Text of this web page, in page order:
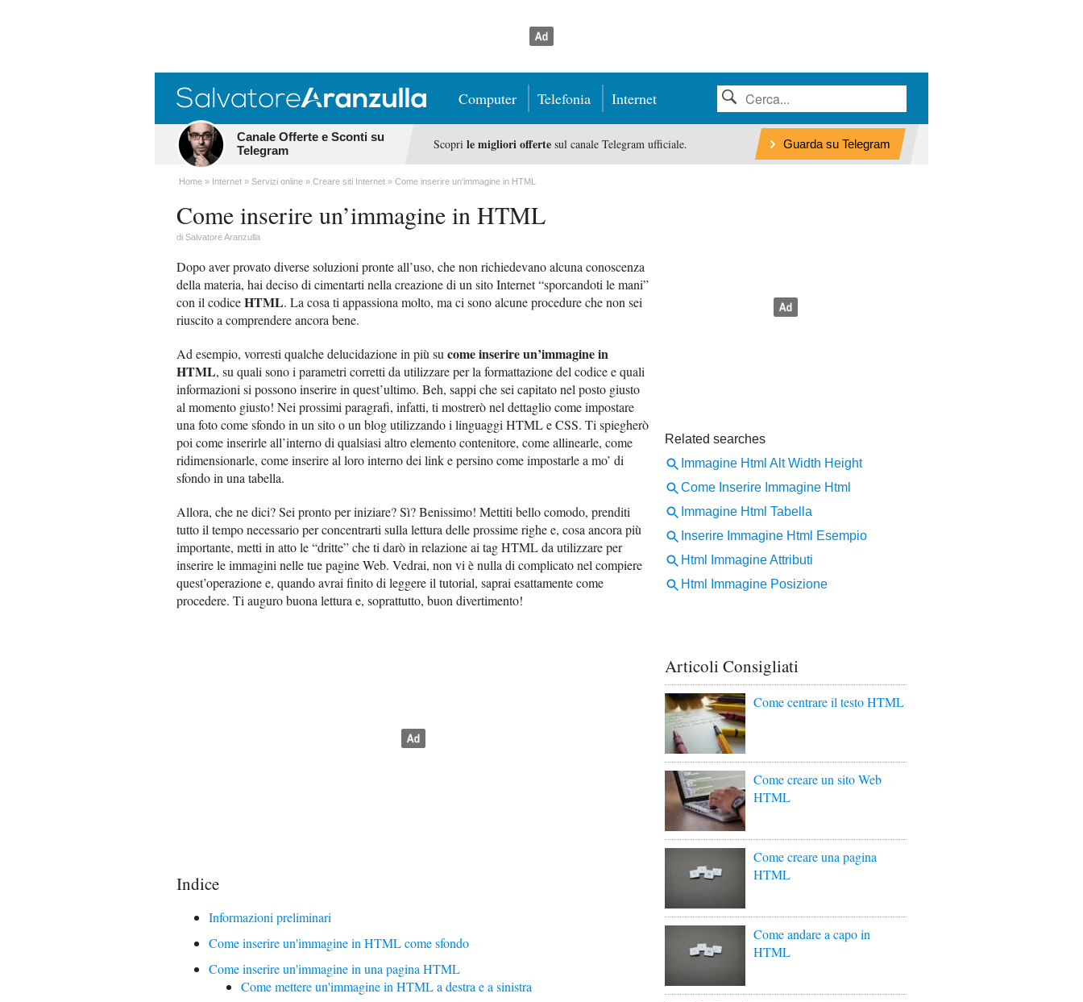
Computer Telefonia Internet
Canale Offerte e Sconti su
Telegram
Scopri le migliori offertesul canale Telegram ufficiale. Guarda su Telegram
Home Internet Servizi online Creare siti Internet Come inserire un'immagine in HTML
Come inserire un’immagine in HTML
di Salvatore Aranzulla
Dopo aver provato diverse soluzioni pronte all’uso, che non richiedevano alcuna conoscenza
della materia, hai deciso di cimentarti nella creazione di un sito Internet “sporcandoti le mani”
con il codiceHTML. La cosa ti appassiona molto, ma ci sono alcune procedure che non sei
riuscito a comprendere ancora bene.
Ad esempio, vorresti qualche delucidazione in più su come inserire un’immagine in
HTML, su quali sono i parametri corretti da utilizzare per la formattazione del codice e quali
informazioni si possono inserire in quest’ultimo. Beh, sappi che sei capitato nel posto giusto
al momento giusto! Nei prossimi paragrafi, infatti, ti mostrerò nel dettaglio come impostare
una foto come sfondo in un sito o un blog utilizzando i linguaggi HTML e CSS. Ti spiegherò
poi come inserirle all’interno di qualsiasi altro elemento contenitore, come allinearle, come
ridimensionarle, come inserire al loro interno dei link e persino come impostarle a mo’ di
sfondo in una tabella.
Allora, che ne dici? Sei pronto per iniziare? Sì? Benissimo! Mettiti bello comodo, prenditi
tutto il tempo necessario per concentrarti sulla lettura delle prossime righe e, cosa ancora più
importante, metti in atto le “dritte” che ti darò in relazione ai tag HTML da utilizzare per
inserire le immagini nelle tue pagine Web. Vedrai, non vi è nulla di complicato nel compiere
quest’operazione e, quando avrai finito di leggere il tutorial, saprai esattamente come
procedere. Ti auguro buona lettura e, soprattutto, buon divertimento!
Indice
Informazioni preliminari
Come inserire un'immagine in HTML come sfondo
Come inserire un'immagine in una pagina HTML
Come mettere un'immagine in HTML a destra e a sinistra
Articoli Consigliati
Come centrare il testo HTML
Come creare un sito Web
HTML
Come creare una pagina
HTML
Come andare a capo in
HTML